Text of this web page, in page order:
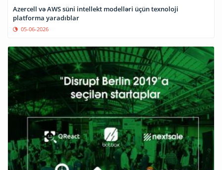
Azercell və AWS süni intellekt modelləri üçün texnoloji
platforma yaradıblar
05-06-2026